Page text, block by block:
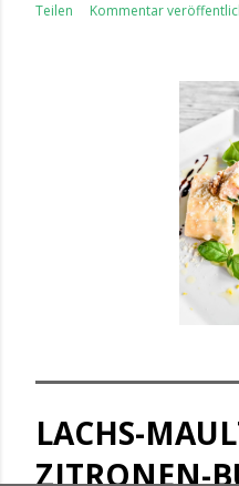
Teilen Kommentar
LACHS-
ZITRONEN-